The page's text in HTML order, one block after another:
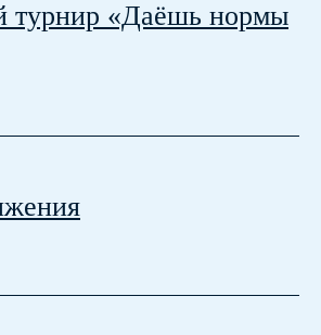
турнир «Даёшь нормы